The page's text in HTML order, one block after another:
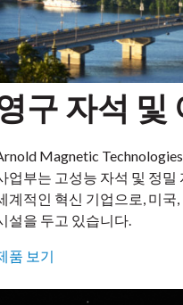
구 자석 및
Magnetic
업부는 고성능 자석 및 정
계적인 혁신 기업으로, 미국,
설을 두고 있습니다.
품 보기